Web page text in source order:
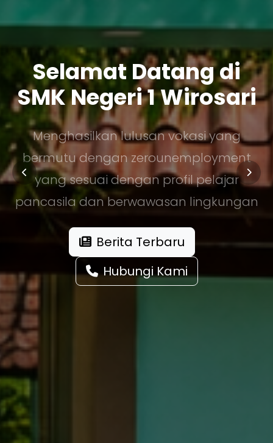
Selamat Datang di
SMK Negeri 1 Wirosari
Menghasilkan lulusan vokasi yang
bermutu dengan zerounemployment
yang sesuai dengan profil pelajar
pancasila dan berwawasan lingkungan
Berita Terbaru
Hubungi Kami